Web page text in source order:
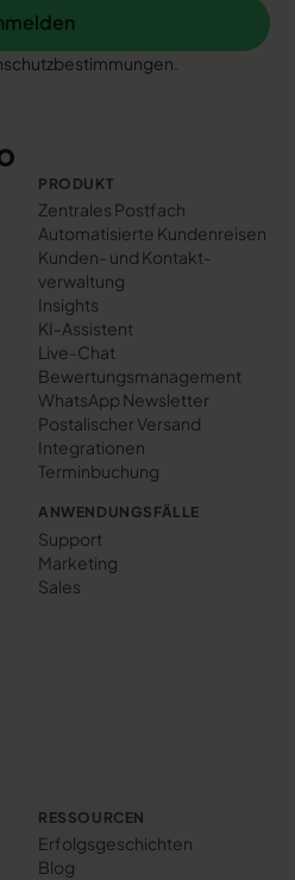
PRODUKT
Zentrales Postfach
Automatisierte Kundenreisen
Kunden- und Kontakt­
verwaltung
Insights
KI-Assistent
Live-Chat
Bewertungs­management
WhatsApp Newsletter
Postalischer Versand
Integrationen
Terminbuchung
ANWENDUNGSFÄLLE
Support
Marketing
Sales
RESSOURCEN
Erfolgs­geschichten
Blog